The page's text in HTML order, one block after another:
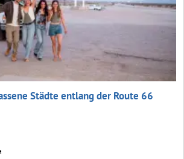
Städte entlang der Route 66